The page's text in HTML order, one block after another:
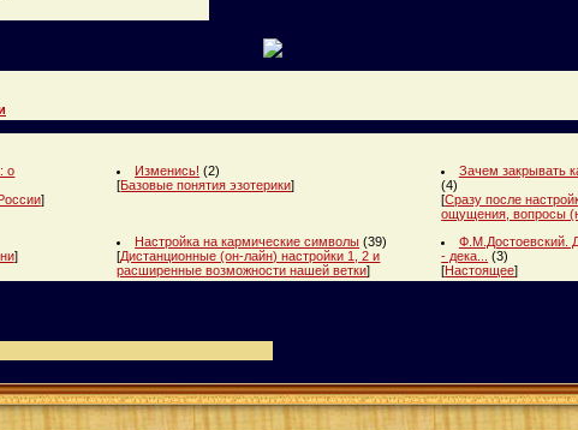
о
]
Изменись! (2)
[Базовые понятия эзотерики]
Зачем закрывать
(4)
[Сразу после
ощущения, вопросы
]
Настройка на кармические символы (39)
[Дистанционные (он-лайн) настройки 1, 2 и
расширенные возможности нашей ветки]
Ф.М.Достоевский.
- дека...
(3)
[Настоящее]